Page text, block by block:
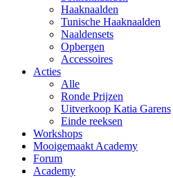
Haaknaalden
Tunische Haaknaalden
Naaldensets
Opbergen
Accessoires
Acties
Alle
Ronde Prijzen
Uitverkoop Katia Garens
Einde reeksen
Workshops
Mooigemaakt Academy
Forum
Academy